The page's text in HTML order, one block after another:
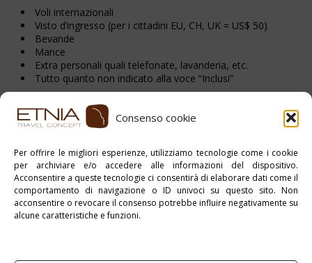
Consenso cookie
Per offrire le migliori esperienze, utilizziamo tecnologie come i cookie
per archiviare e/o accedere alle informazioni del dispositivo.
Acconsentire a queste tecnologie ci consentirà di elaborare dati come il
comportamento di navigazione o ID univoci su questo sito. Non
acconsentire o revocare il consenso potrebbe influire negativamente su
alcune caratteristiche e funzioni.
Voli internazionali
Visto d’ingresso (per i cittadini EU, CH, UK = US$ 50)
Bevande
Mance
Extra personali quali telefonate, lavanderia, etc.
Tutto quanto non indicato alla voce “Inclusi”
Stampa PDF
Pubblicato in:myAfrica,Tanzania
Tag:Tour Individuale